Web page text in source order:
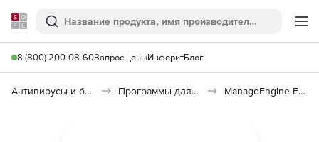
Softline
Поиск
8 (800) 200-08-60Запрос ценыИнферитБлог
Антивирусы и безопасность Программы для защиты информации ManageEngine Endpoint DLP Plus